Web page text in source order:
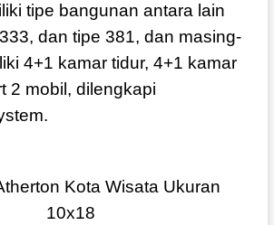
tipe bangunan antara lain
dan tipe 381, dan masing-
4+1 kamar tidur, 4+1 kamar
2 mobil, dilengkapi